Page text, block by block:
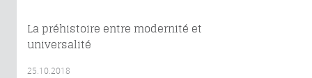
La préhistoire entre modernité et
universalité
25.10.2018